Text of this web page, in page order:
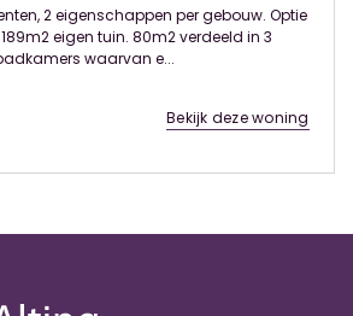
2 eigenschappen per gebouw. Optie
eigen tuin. 80m2 verdeeld in 3
waarvan e...
Bekijk deze woning